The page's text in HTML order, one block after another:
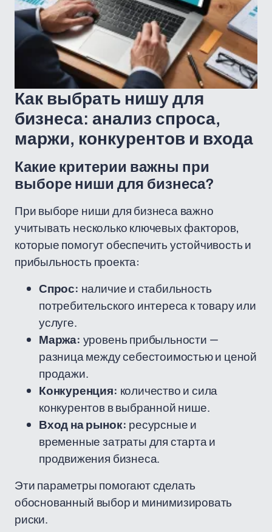
Как выбрать нишу для
бизнеса: анализ спроса,
маржи, конкурентов и входа
Какие критерии важны при
выборе ниши для бизнеса?
При выборе ниши для бизнеса важно
учитывать несколько ключевых факторов,
которые помогут обеспечить устойчивость и
прибыльность проекта:
Спрос: наличие и стабильность
потребительского интереса к товару или
услуге.
Маржа: уровень прибыльности —
разница между себестоимостью и ценой
продажи.
Конкуренция: количество и сила
конкурентов в выбранной нише.
Вход на рынок: ресурсные и
временные затраты для старта и
продвижения бизнеса.
Эти параметры помогают сделать
обоснованный выбор и минимизировать
риски.